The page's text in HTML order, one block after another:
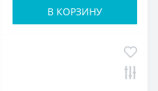
В КОРЗИНУ